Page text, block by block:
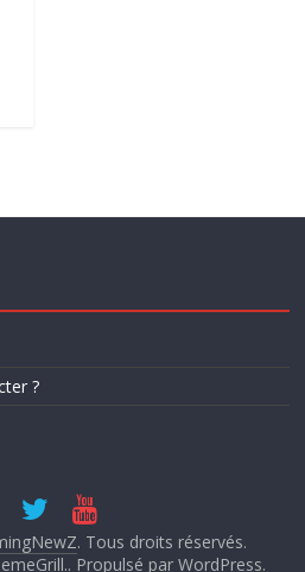
?
. Tous droits réservés.
. Propulsé parWordPress.